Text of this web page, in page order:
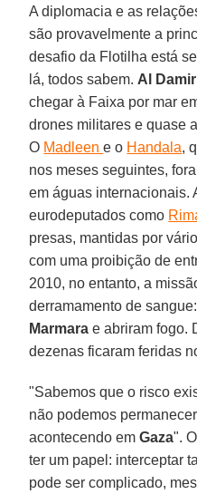
A diplomacia e as
são provavelmente a
desafio da Flotilha está
lá, todos sabem. Al Damir
chegar à Faixa por mar
drones militares e quase
O Madleene o Handala,
nos meses seguintes,
em águas
eurodeputados como
presas, mantidas por
com uma proibição de
2010, no entanto, a
derramamento de
Marmara e abriram fogo.
dezenas ficaram feridas
"Sabemos que o risco
não podemos
acontecendo emGaza".
ter um papel: interceptar
pode ser complicado,